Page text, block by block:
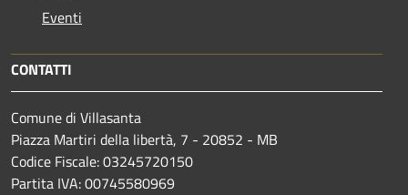
Eventi
CONTATTI
Comune di Villasanta
Piazza Martiri della libertà, 7 - 20852 - MB
Codice Fiscale: 03245720150
Partita IVA: 00745580969